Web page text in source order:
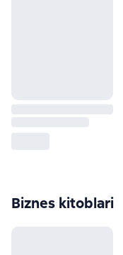
Biznes kitoblari